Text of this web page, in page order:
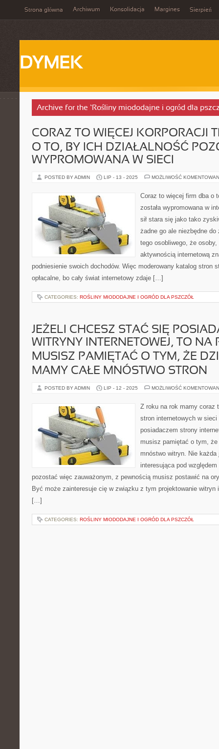
Strona główna Archiwum Konsolidacja Margines Sierpień
DYMEK
Archive for the ‘Rośliny miododajne i ogród dla
CORAZ TO WIĘCEJ KORPORACJI
O TO, BY ICH DZIAŁALNOŚĆ
WYPROMOWANA W SIECI
POSTED BY ADMIN LIP - 13 - 2025 MOŻLIWOŚĆ
Coraz to więcej firm dba o
została wypromowana w
sił stara się jako tako
żadne go ale niezbędne
tego osobliwego, że
aktywnością internetową
podniesienie swoich dochodów. Więc moderowany katalog stron
opłacalne, bo cały świat internetowy zdaje […]
CATEGORIES: ROŚLINY MIODODAJNE I OGRÓD DLA PSZCZÓŁ
JEŻELI CHCESZ STAĆ SIĘ
WITRYNY INTERNETOWEJ, TO NA
MUSISZ PAMIĘTAĆ O TYM, ŻE
MAMY CAŁE MNÓSTWO STRON
POSTED BY ADMIN LIP - 12 - 2025 MOŻLIWOŚĆ
Z roku na rok mamy coraz
stron internetowych w
posiadaczem strony
musisz pamiętać o tym,
mnóstwo witryn. Nie
interesująca pod
pozostać więc zauważonym, z pewnością musisz postawić na
Być może zainteresuje cię w związku z tym projektowanie witryn
[…]
CATEGORIES: ROŚLINY MIODODAJNE I OGRÓD DLA PSZCZÓŁ